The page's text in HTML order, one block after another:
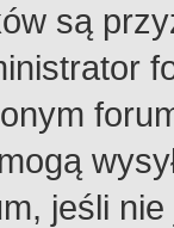
są
jeśli